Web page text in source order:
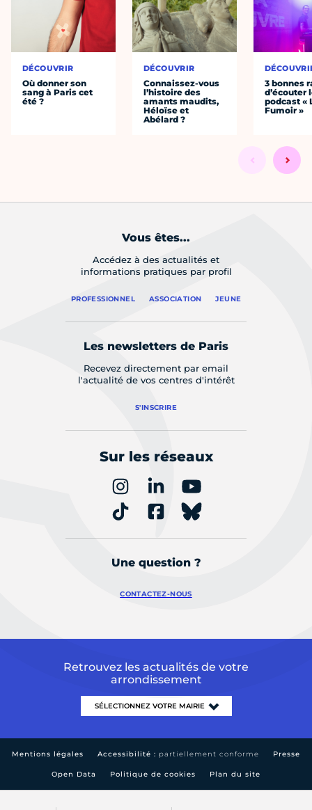
DÉCOUVRIR
Où donner son
sang à Paris cet
été ?
DÉCOUVRIR
Connaissez-vous
l’histoire des
amants maudits,
Héloïse et
Abélard ?
3 bonnes
d’écouter
podcast «
Fumoir »
Vous êtes...
Accédez à des actualités et
informations pratiques par profil
PROFESSIONNEL ASSOCIATION JEUNE
Les newsletters de Paris
Recevez directement par email
l'actualité de vos centres d'intérêt
S'INSCRIRE
Sur les réseaux
Une question ?
CONTACTEZ-NOUS
Retrouvez les actualités de votre
arrondissement
Mentions légales Accessibilité : partiellement conforme Presse
Open Data Politique de cookies Plan du site